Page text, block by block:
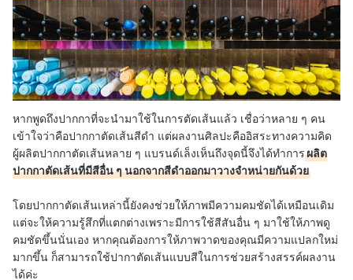
หากพูดถึงปากกาที่จะนำมาใช้ในการตัดเส้นแล้ว เชื่อว่าหลาย ๆ คน
เข้าใจว่าคือปากกาตัดเส้นสีดำ แต่ผลงานศิลปะคืออิสระทางความคิด
ผู้ผลิตปากกาตัดเส้นหลาย ๆ แบรนด์เล็งเห็นถึงจุดนี้จึงได้ทำการผลิต
ปากกาตัดเส้นที่มีสีอื่น ๆ นอกจากสีดำออกมาวางจำหน่ายกันด้วย
โดยปากกาตัดเส้นเหล่านี้ยังคงช่วยให้ภาพมีความคมชัดได้เหมือนเดิม
แต่จะให้ความรู้สึกที่แตกต่างเพราะมีการใช้สีสันอื่น ๆ มาใช้ให้ภาพดู
คมชัดขึ้นนั่นเอง หากคุณต้องการให้ภาพวาดของคุณมีความแปลกใหม่
มากขึ้น ก็สามารถใช้ปากาตัดเส้นแบบสีในการช่วยสร้างสรรค์ผลงาน
ได้ค่ะ